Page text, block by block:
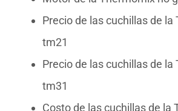
Precio de las cuchillas de
tm21
Precio de las cuchillas de
tm31
Costo de las cuchillas de la